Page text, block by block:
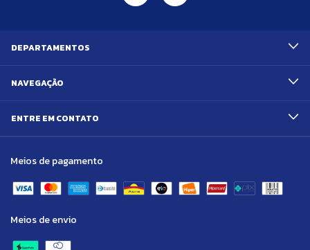
DEPARTAMENTOS
NAVEGAÇÃO
ENTRE EM CONTATO
Meios de pagamento
Meios de envio